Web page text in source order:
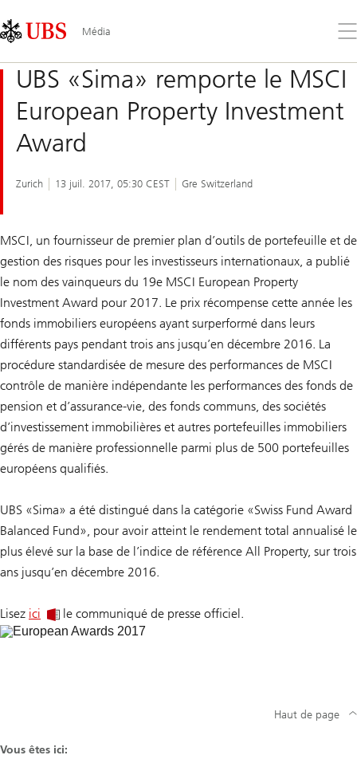
Links
Area
Média
le
UBS «Sima» remporte le MSCI
European Property Investment
Award
Zurich 13 juil. 2017, 05:30 CEST Gre Switzerland
MSCI, un fournisseur de premier plan d’outils de portefeuille et de
gestion des risques pour les investisseurs internationaux, a publié
le nom des vainqueurs du 19e MSCI European Property
Investment Award pour 2017. Le prix récompense cette année les
fonds immobiliers européens ayant surperformé dans leurs
différents pays pendant trois ans jusqu’en décembre 2016. La
procédure standardisée de mesure des performances de MSCI
contrôle de manière indépendante les performances des fonds de
pension et d’assurance-vie, des fonds communs, des sociétés
d’investissement immobilières et autres portefeuilles immobiliers
gérés de manière professionnelle parmi plus de 500 portefeuilles
européens qualifiés.
UBS «Sima» a été distingué dans la catégorie «Swiss Fund Award
Balanced Fund», pour avoir atteint le rendement total annualisé le
plus élevé sur la base de l’indice de référence All Property, sur trois
ans jusqu’en décembre 2016.
Lisez ici le communiqué de presse officiel.
Vous êtes ici:
Haut de page